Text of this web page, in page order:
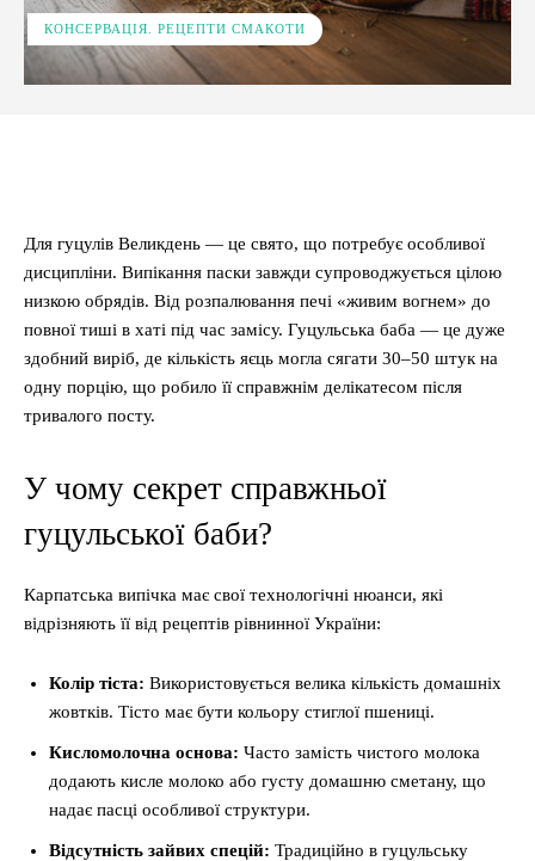
КОНСЕРВАЦІЯ. РЕЦЕПТИ СМАКОТИ
Для гуцулів Великдень — це свято, що потребує особливої
дисципліни. Випікання паски завжди супроводжується цілою
низкою обрядів. Від розпалювання печі «живим вогнем» до
повної тиші в хаті під час замісу. Гуцульська баба — це дуже
здобний виріб, де кількість яєць могла сягати 30–50 штук на
одну порцію, що робило її справжнім делікатесом після
тривалого посту.
У чому секрет справжньої
гуцульської баби?
Карпатська випічка має свої технологічні нюанси, які
відрізняють її від рецептів рівнинної України:
Колір тіста: Використовується велика кількість домашніх
жовтків. Тісто має бути кольору стиглої пшениці.
Кисломолочна основа: Часто замість чистого молока
додають кисле молоко або густу домашню сметану, що
надає пасці особливої структури.
Відсутність зайвих спецій: Традиційно в гуцульську